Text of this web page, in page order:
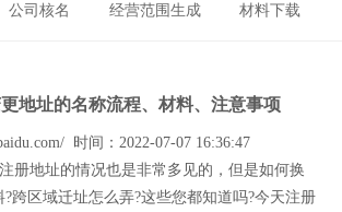
公司核名 经营范围生成 材料下载
更地址的名称流程、材料、注意事项
时间：2022-07-07 16:36:47
地址的情况也是非常多见的，但是如何换
?跨区域迁址怎么弄?这些您都知道吗?今天注册